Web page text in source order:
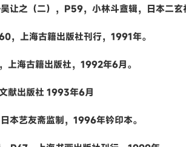
让之（二），P59，小林斗盦辑，日本二玄
，上海古籍出版社刊行，1991年。
海古籍出版社，1992年6月。
献出版社 1993年6月
本艺友斋监制，1996年钤印本。